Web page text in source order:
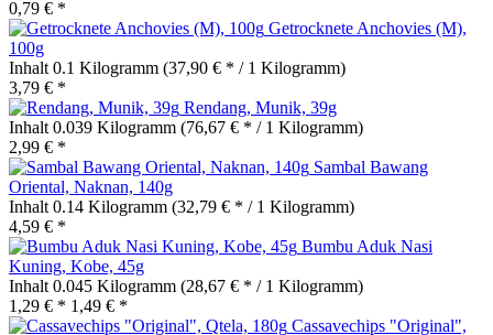
0,79 € *
Getrocknete Anchovies (M),
100g
Inhalt 0.1 Kilogramm (37,90 € * / 1 Kilogramm)
3,79 € *
Rendang, Munik, 39g
Inhalt 0.039 Kilogramm (76,67 € * / 1 Kilogramm)
2,99 € *
Sambal Bawang
Oriental, Naknan, 140g
Inhalt 0.14 Kilogramm (32,79 € * / 1 Kilogramm)
4,59 € *
Bumbu Aduk Nasi
Kuning, Kobe, 45g
Inhalt 0.045 Kilogramm (28,67 € * / 1 Kilogramm)
1,29 € * 1,49 € *
Cassavechips "Original",